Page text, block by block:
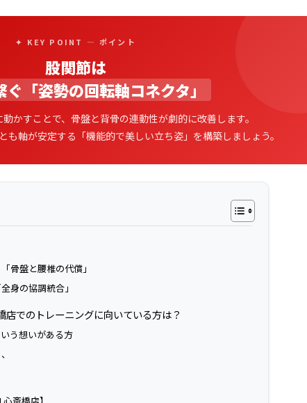
✦ KEY POINT — ポイント
股関節は
「姿勢の回転軸コネクタ」
かすことで、骨盤と背骨の連動性が劇的に改善します。
も軸が安定する「機能的で美しい立ち姿」を構築しましょう。
骨盤と腰椎の代償」
身の協調統合」
店でのトレーニングに向いている方は？
う想いがある方
心斎橋店】